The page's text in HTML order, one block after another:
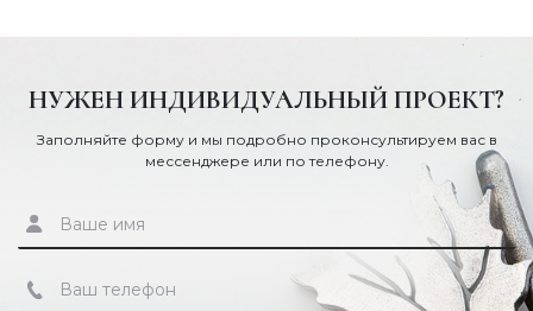
НУЖЕН ИНДИВИДУАЛЬНЫЙ ПРОЕКТ?
Заполняйте форму и мы подробно проконсультируем вас в
мессенджере или по телефону.